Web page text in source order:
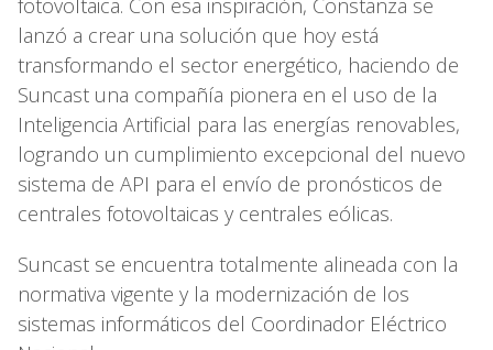
fotovoltaica. Con esa inspiración, Constanza se
lanzó a crear una solución que hoy está
transformando el sector energético, haciendo de
Suncast una compañía pionera en el uso de la
Inteligencia Artificial para las energías renovables,
logrando un cumplimiento excepcional del nuevo
sistema de API para el envío de pronósticos de
centrales fotovoltaicas y centrales eólicas.
Suncast se encuentra totalmente alineada con la
normativa vigente y la modernización de los
sistemas informáticos del Coordinador Eléctrico